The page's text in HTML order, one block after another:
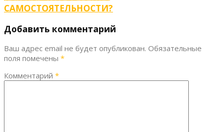
САМОСТОЯТЕЛЬНОСТИ?
Добавить комментарий
Ваш адрес email не будет опубликован. Обязательные
поля помечены *
Комментарий *